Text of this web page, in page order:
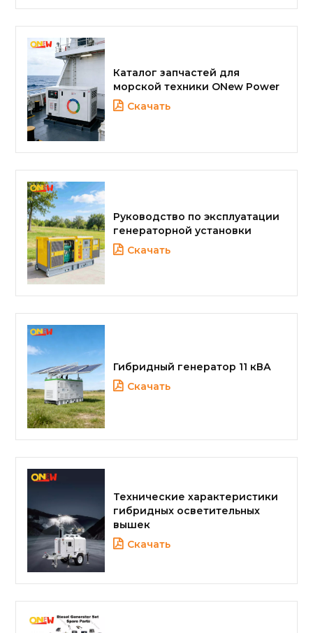
Каталог запчастей для
морской техники ONew Power
Скачать
Руководство по эксплуатации
генераторной установки
Скачать
Гибридный генератор 11 кВА
Скачать
Технические характеристики
гибридных осветительных
вышек
Скачать